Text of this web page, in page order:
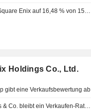
3D Investment Partners erhöht Beteiligung an Square Enix auf 16,48 % von 15,40 %, wie aus einer Meldung hervorgeht
Holdings Co., Ltd.
gibt eine Verkaufsbewertung ab